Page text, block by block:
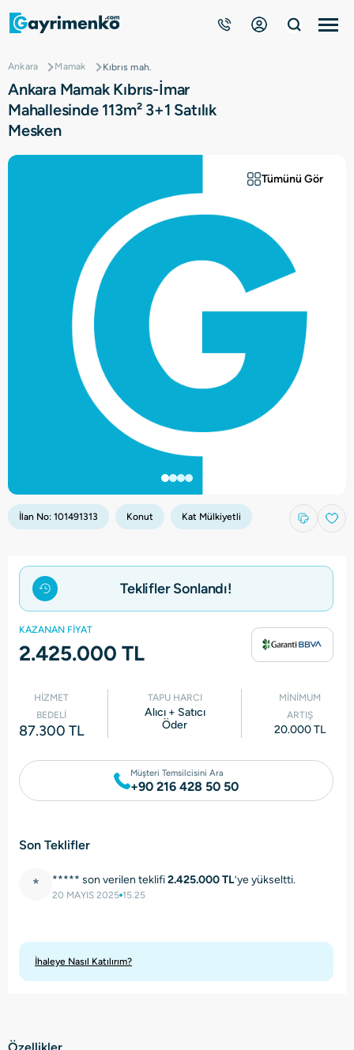
Gayrimenkuller
Nasıl Çalışır?
Ankara Mamak Kıbrıs mah.
Ankara Mamak Kıbrıs-İmar
Mahallesinde 113m² 3+1 Satılık
Mesken
Tümünü Gör
İlan No: 101491313 Konut Kat Mülkiyetli
Teklifler Sonlandı!
KAZANAN FİYAT
2.425.000 TL
HİZMET
BEDELİ
87.300 TL
TAPU HARCI
Alıcı + Satıcı
Öder
MİNİMUM
ARTIŞ
20.000 TL
Müşteri Temsilcisini Ara
+90 216 428 50 50
Son Teklifler
* ***** son verilen teklifi2.425.000 TL’ye yükseltti.
20 MAYIS 2025 15.25
İhaleye Nasıl Katılırım?